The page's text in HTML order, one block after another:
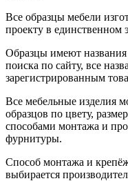
Все образцы мебели
проекту в единственном
Образцы имеют названия
поиска по сайту, все
зарегистрированным
Все мебельные изделия
образцов по цвету,
способами монтажа и
фурнитуры.
Способ монтажа и
выбирается